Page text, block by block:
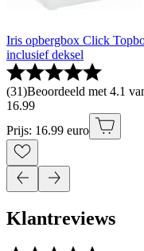
Iris opbergbox Click
inclusief deksel
(31)Beoordeeld met 4.1
16.99
Prijs: 16.99 euro
Klantreviews